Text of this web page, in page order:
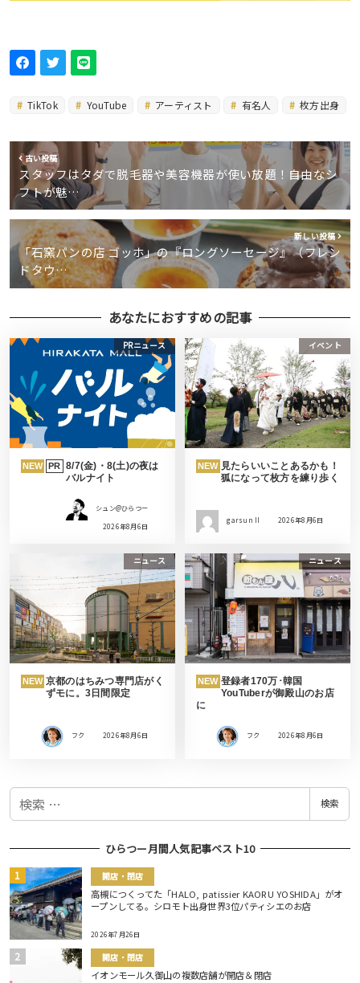
TikTok YouTube アーティスト 有名人 枚方出身
古い投稿
スタッフはタダで脱毛器や美容機器が使い放題！自由なシ
フトが魅…
新しい投稿
「石窯パンの店 ゴッホ」の『ロングソーセージ』（フレン
ドタウ…
あなたにおすすめの記事
PRニュース
NEW PR 8/7(金)・8(土)の夜は
バルナイト
シュン@ひらつー
2026年8月6日
イベント
NEW 見たらいいことあるかも！
狐になって枚方を練り歩く
garsun II 2026年8月6日
ニュース
NEW 京都のはちみつ専門店がく
ずモに。3日間限定
フク 2026年8月6日
ニュース
NEW 登録者170万･韓国
YouTuberが御殿山のお店
に
フク 2026年8月6日
検
検索
ひらつー月間人気記事ベスト10
開店・閉店
高槻につくってた「HALO, patissier KAORU YOSHIDA」がオ
ープンしてる。シロモト出身世界3位パティシエのお店
2026年7月26日
開店・閉店
イオンモール久御山の複数店舗が開店＆閉店